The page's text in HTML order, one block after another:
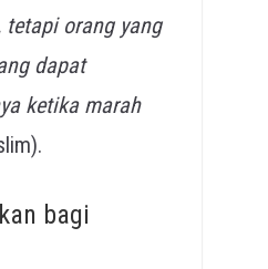
tetapi orang yang
dapat
ketika marah
bagi